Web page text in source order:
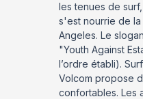
les tenues de
s'est nourrie de
Angeles. Le
"Youth Against
l’ordre établi).
Volcom propose
confortables. Les